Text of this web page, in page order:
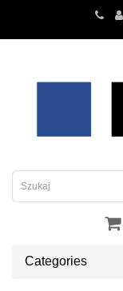
Categories